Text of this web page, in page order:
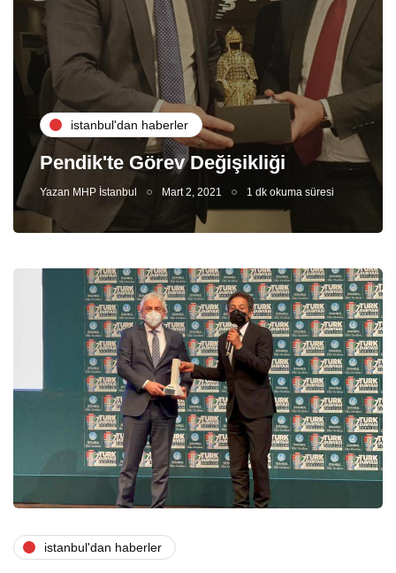
i̇stanbul'dan haberler
Pendik'te Görev Değişikliği
Yazan MHP İstanbul Mart 2, 2021 1 dk okuma süresi
i̇stanbul'dan haberler